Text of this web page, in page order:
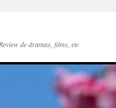
Review de dramas, films, etc